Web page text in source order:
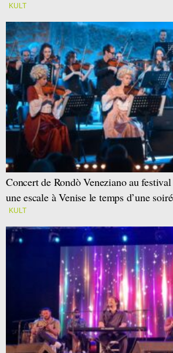
KULT
Concert de Rondò Veneziano au
une escale à Venise le temps d’une
KULT